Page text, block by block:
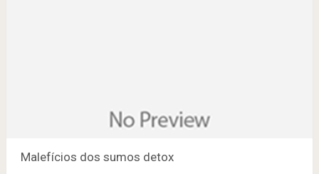
Malefícios dos sumos detox